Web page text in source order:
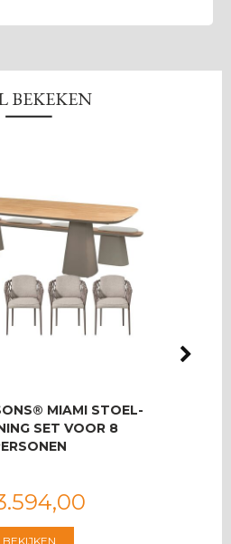
BEKEKEN
MIAMI STOEL-
SET VOOR 8
,00
BEKIJKEN